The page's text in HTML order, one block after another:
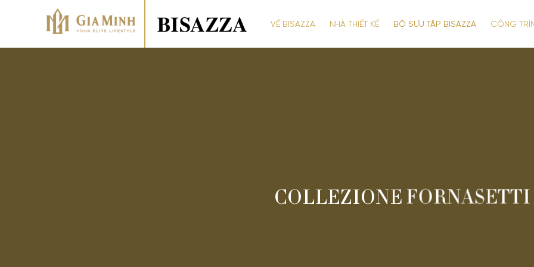
VỀ BISAZZA NHÀ THIẾT KẾ BỘ SƯU TẬP BISAZZA CÔNG
COLLEZIONE FORNASETTI